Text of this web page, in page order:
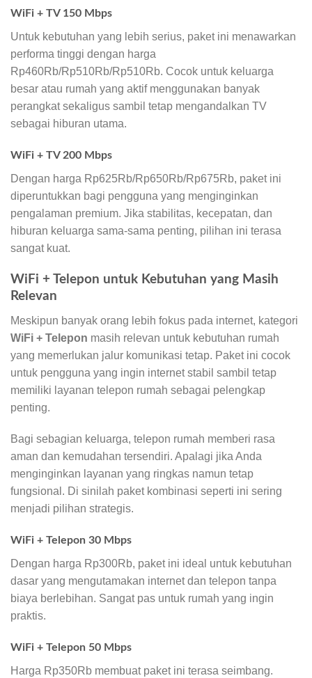
WiFi + TV 150 Mbps
Untuk kebutuhan yang lebih serius, paket ini menawarkan
performa tinggi dengan harga
Rp460Rb/Rp510Rb/Rp510Rb. Cocok untuk keluarga
besar atau rumah yang aktif menggunakan banyak
perangkat sekaligus sambil tetap mengandalkan TV
sebagai hiburan utama.
WiFi + TV 200 Mbps
Dengan harga Rp625Rb/Rp650Rb/Rp675Rb, paket ini
diperuntukkan bagi pengguna yang menginginkan
pengalaman premium. Jika stabilitas, kecepatan, dan
hiburan keluarga sama-sama penting, pilihan ini terasa
sangat kuat.
WiFi + Telepon untuk Kebutuhan yang Masih
Relevan
Meskipun banyak orang lebih fokus pada internet, kategori
WiFi + Telepon masih relevan untuk kebutuhan rumah
yang memerlukan jalur komunikasi tetap. Paket ini cocok
untuk pengguna yang ingin internet stabil sambil tetap
memiliki layanan telepon rumah sebagai pelengkap
penting.
Bagi sebagian keluarga, telepon rumah memberi rasa
aman dan kemudahan tersendiri. Apalagi jika Anda
menginginkan layanan yang ringkas namun tetap
fungsional. Di sinilah paket kombinasi seperti ini sering
menjadi pilihan strategis.
WiFi + Telepon 30 Mbps
Dengan harga Rp300Rb, paket ini ideal untuk kebutuhan
dasar yang mengutamakan internet dan telepon tanpa
biaya berlebihan. Sangat pas untuk rumah yang ingin
praktis.
WiFi + Telepon 50 Mbps
Harga Rp350Rb membuat paket ini terasa seimbang.